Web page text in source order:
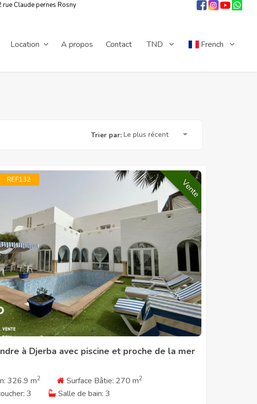
Claude pernes Rosny
Location A propos Contact TND French
Trier par: Le plus récent
REF132 Vente
à Djerba avec piscine et proche de la mer
326.9 m2 Surface Bâtie: 270 m2
3 Salle de bain: 3